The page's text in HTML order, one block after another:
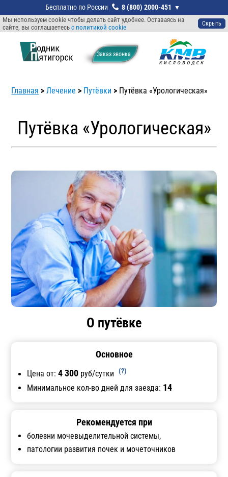
Мы используем cookie чтобы делать сайт удобнее. Оставаясь на
сайте, вы соглашаетесь с политикой cookie Скрыть
Заказ звонкa
8 (800) 2000-451
Главная >Лечение > Путёвки > Путёвка «Урологическая»
Путёвка «Урологическая»
О путёвке
Основное
Цена от:4 300 руб/сутки (?)
Минимальное кол-во дней для заезда: 14
Рекомендуется при
болезни мочевыделительной системы,
патологии развития почек и мочеточников